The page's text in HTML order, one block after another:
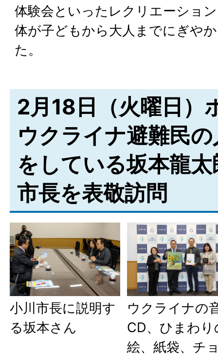
体験会といったレクリエーショ
体が子どもから大人までにぎや
た。
2月18日（火曜日）
ウクライナ避難民
をしている坂本龍
市長を表敬訪問
小川市長に説明す
る坂本さん
ウクライナの
CD、ひまわり
絵、紙袋、チ